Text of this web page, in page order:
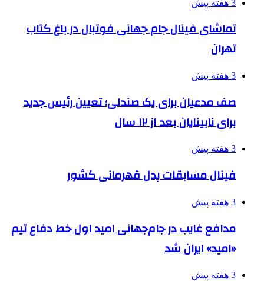
3 هفته پیش
تماشای فینال جام جهانی فوتبال در باغ کتاب
تهران
3 هفته پیش
صف مدعیان برای یک صندلی؛ تعیین رئیس جدید
برای نابینایان بعد از ۱۲ سال
3 هفته پیش
فینال مسابقات پدل قهرمانی کشور
3 هفته پیش
مدافع غایب در جام‌جهانی امید اول خط دفاع تیم
«امید» ایران شد
3 هفته پیش